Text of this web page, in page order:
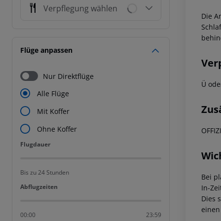
Verpflegung wählen
Flüge anpassen
Nur Direktflüge
Alle Flüge
Mit Koffer
Ohne Koffer
Flugdauer
Flugdauer
Bis zu 24 Stunden
Abflugzeiten
Abflugzeiten
00:00 23:59
Die
Ü
Bei
In-
Dies